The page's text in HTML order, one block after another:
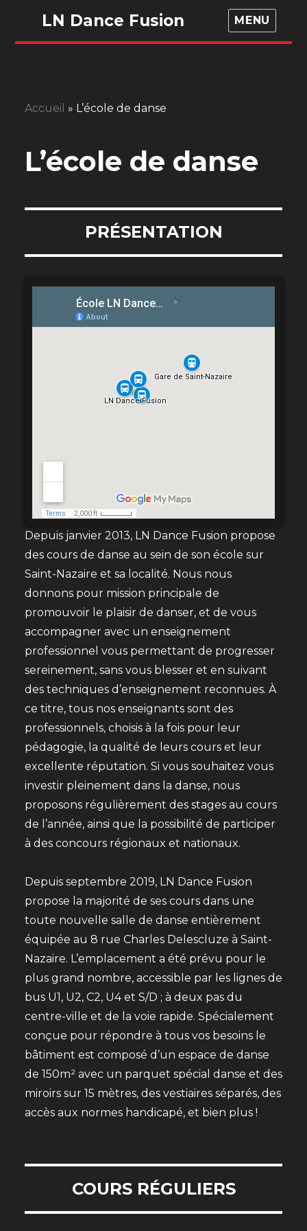
LN Dance Fusion MENU
Accueil » L’école de danse
L’école de danse
PRÉSENTATION
Depuis janvier 2013, LN Dance Fusion propose
des cours de danse au sein de son école sur
Saint-Nazaire et sa localité. Nous nous
donnons pour mission principale de
promouvoir le plaisir de danser, et de vous
accompagner avec un enseignement
professionnel vous permettant de progresser
sereinement, sans vous blesser et en suivant
des techniques d’enseignement reconnues. À
ce titre, tous nos enseignants sont des
professionnels, choisis à la fois pour leur
pédagogie, la qualité de leurs cours et leur
excellente réputation. Si vous souhaitez vous
investir pleinement dans la danse, nous
proposons régulièrement des stages au cours
de l’année, ainsi que la possibilité de participer
à des concours régionaux et nationaux.
Depuis septembre 2019, LN Dance Fusion
propose la majorité de ses cours dans une
toute nouvelle salle de danse entièrement
équipée au 8 rue Charles Delescluze à Saint-
Nazaire. L’emplacement a été prévu pour le
plus grand nombre, accessible par les lignes de
bus U1, U2, C2, U4 et S/D ; à deux pas du
centre-ville et de la voie rapide. Spécialement
conçue pour répondre à tous vos besoins le
bâtiment est composé d’un espace de danse
de 150m² avec un parquet spécial danse et des
miroirs sur 15 mètres, des vestiaires séparés, des
accès aux normes handicapé, et bien plus !
COURS RÉGULIERS